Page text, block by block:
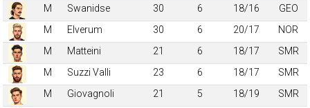
M
Swanidse 30 6 18/16
GEO
M
Elverum 30 6 20/17
NOR
M
Matteini 21 6 18/17
SMR
M
Suzzi Valli 23 6 18/17
SMR
M
Giovagnoli 21 5 18/19
SMR